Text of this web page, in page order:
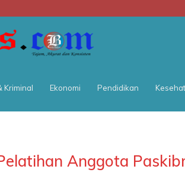
POS
Kriminal Ekonomi Pendidikan
Anggota